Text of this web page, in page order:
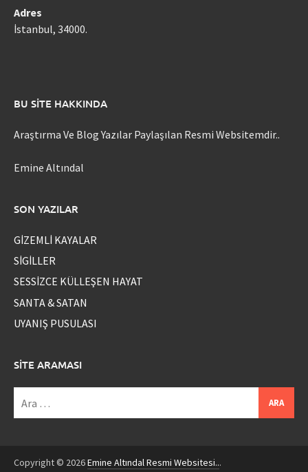
Adres
İstanbul, 34000.
BU SITE HAKKINDA
Araştırma Ve Blog Yazılar Paylaşılan Resmi Websitemdir..
Emine Altındal
SON YAZILAR
GİZEMLİ KAYALAR
SİGİLLER
SESSİZCE KÜLLEŞEN HAYAT
SANTA & SATAN
UYANIŞ PUSULASI
SITE ARAMASI
Copyright © 2026Emine Altındal Resmi Websitesi...